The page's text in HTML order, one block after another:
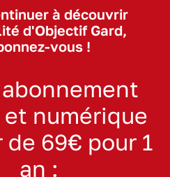
à découvrir
d'Objectif Gard,
vous !
numérique
69€ pour 1
an :